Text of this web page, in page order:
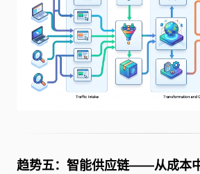
趋势五：智能供应链——从成本